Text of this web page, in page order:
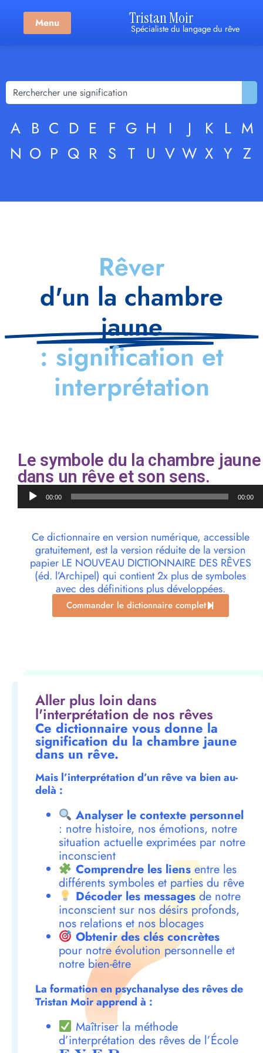
Menu Tristan Moir
Spécialiste du langage du rêve
A B C D E F G H I J K L M
N O P Q R S T U V W X Y Z
Rêver
d'un la chambre
jaune
: signification et
interprétation
Le symbole du la chambre jaune
dans un rêve et son sens.
Lecteur
audio00:00 00:00
Ce dictionnaire en version numérique, accessible
gratuitement, est la version réduite de la version
papier LE NOUVEAU DICTIONNAIRE DES RÊVES
(éd. l’Archipel) qui contient 2x plus de symboles
avec des définitions plus développées.
Commander le dictionnaire complet
Aller plus loin dans
l'interprétation de nos rêves
Ce dictionnaire vous donne la
signification du la chambre jaune
dans un rêve.
Mais l’interprétation d’un rêve va bien au-
delà :
Analyser le contexte personnel
: notre histoire, nos émotions, notre
situation actuelle exprimées par notre
inconscient
Comprendre les liensentre les
différents symboles et parties du rêve
Décoder les messagesde notre
inconscient sur nos désirs profonds,
nos relations et nos blocages
Obtenir des clés concrètes
pour notre évolution personnelle et
notre bien-être
La formation en psychanalyse des rêves de
Tristan Moir apprend à :
Maîtriser la méthode
d’interprétation des rêves de l’École